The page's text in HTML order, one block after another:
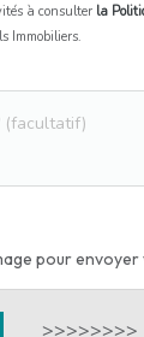
à consulter la
Immobiliers.
(facultatif)
pour